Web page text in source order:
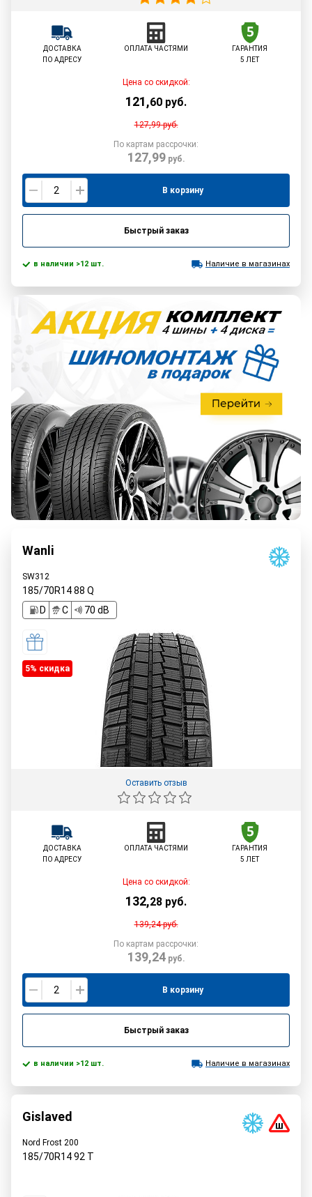
ДОСТАВКА
ПО АДРЕСУ
ОПЛАТА ЧАСТЯМИ
ГАРАНТИЯ
5 ЛЕТ
Цена со скидкой:
121,60 руб.
127,99руб.
По картам рассрочки:
127,99руб.
В корзину
Быстрый заказ
в наличии >12 шт. Наличие в магазинах
Wanli
SW312
185/70R1488 Q
D
C 70 dB
5% cкидка
Оставить отзыв
ДОСТАВКА
ПО АДРЕСУ
ОПЛАТА ЧАСТЯМИ
ГАРАНТИЯ
5 ЛЕТ
Цена со скидкой:
132,28 руб.
139,24руб.
По картам рассрочки:
139,24руб.
В корзину
Быстрый заказ
в наличии >12 шт. Наличие в магазинах
Gislaved
Nord Frost 200
185/70R1492 T